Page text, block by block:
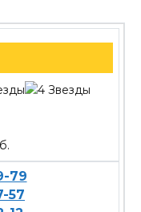
79
57